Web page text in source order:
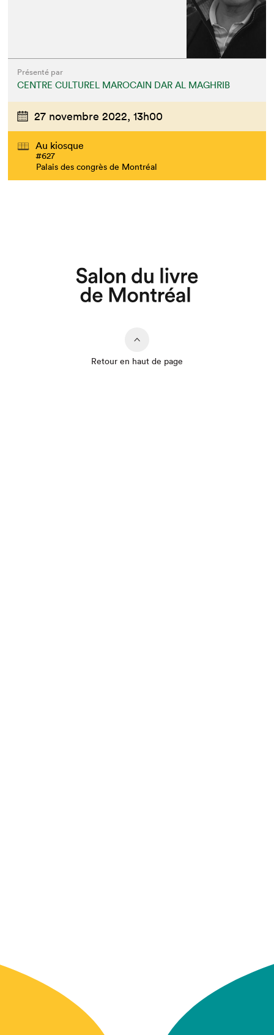
Présenté par
CENTRE CULTUREL MAROCAIN DAR AL MAGHRIB
27 novembre 2022, 13h00
Au kiosque
#627
Palais des congrès de Montréal
Retour en haut de page